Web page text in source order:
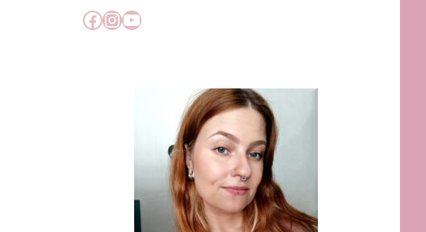
Facebook
Instagram
YouTube